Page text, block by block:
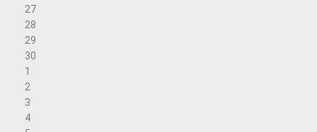
27
28
29
30
1
2
3
4